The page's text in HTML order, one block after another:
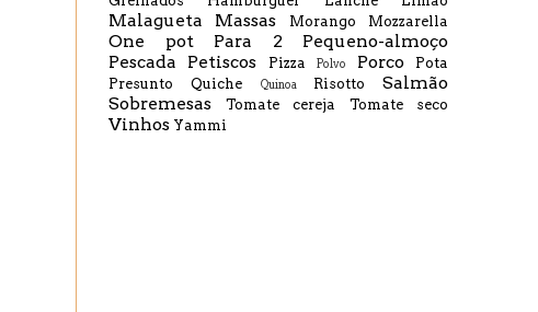
Malagueta Massas Morango Mozzarella
One pot Para 2
Pequeno-almoço
Pescada
Petiscos Pizza Polvo Porco
Pota
Presunto
Quiche Quinoa Risotto
Salmão
Sobremesas
Tomate cereja Tomate seco
Vinhos Yammi